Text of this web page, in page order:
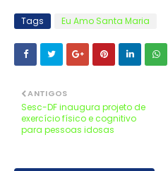
Tags Eu Amo Santa Maria
ANTIGOS
Sesc-DF inaugura projeto de
exercício físico e cognitivo
para pessoas idosas